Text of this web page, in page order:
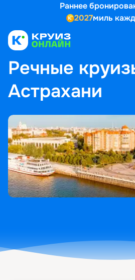
Раннее
2027миль
ГЛАВНАЯ • ПОПУЛЯРНЫЕ НАПРАВЛЕНИЯ
РЕЧНЫЕ КРУИЗЫ ИЗ АСТРАХАНИ
Речные
Астрахани